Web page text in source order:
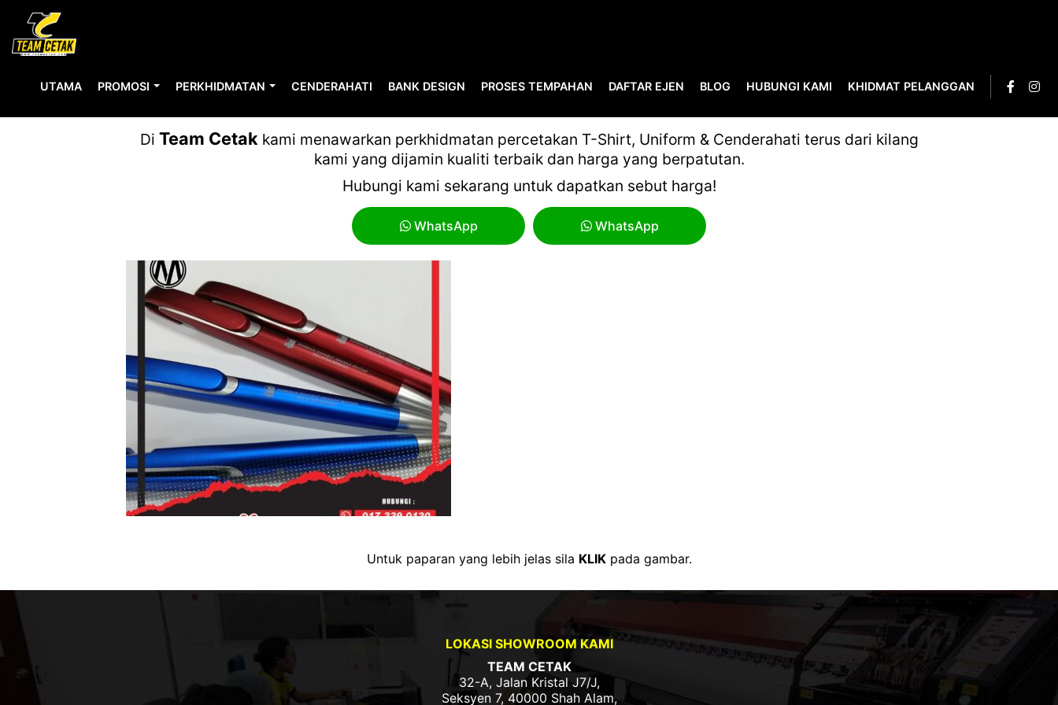
UTAMA PROMOSI PERKHIDMATAN CENDERAHATI BANK DESIGN PROSES TEMPAHAN DAFTAR EJEN BLOG HUBUNGI KAMI KHIDMAT PELANGGAN
Di Team Cetakkami menawarkan perkhidmatan percetakan T-Shirt, Uniform & Cenderahati terus dari kilang
kami yang dijamin kualiti terbaik dan harga yang berpatutan.
Hubungi kami sekarang untuk dapatkan sebut harga!
WhatsApp WhatsApp
Untuk paparan yang lebih jelas sila KLIKpada gambar.
LOKASI SHOWROOM KAMI
TEAM CETAK
32-A, Jalan Kristal J7/J,
Seksyen 7, 40000 Shah Alam,